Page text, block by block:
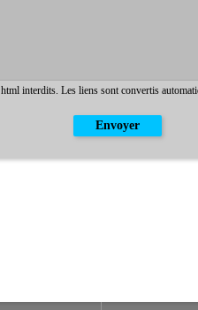
interdits. Les liens sont convertis